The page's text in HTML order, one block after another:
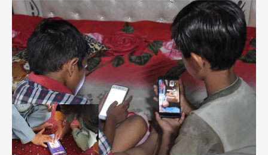
کیا
بچوں
کے
رویے